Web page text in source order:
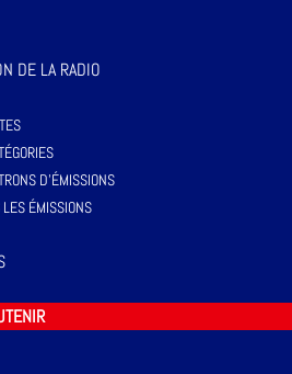
DE LA RADIO
D’ÉMISSIONS
LES ÉMISSIONS